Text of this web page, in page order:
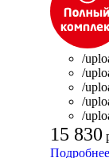
/
/
/
/
/
15 830
Подробнее